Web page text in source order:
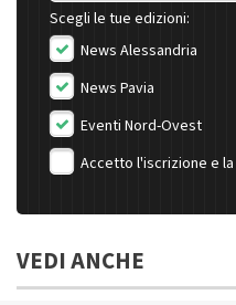
Scegli le tue edizioni:
News Alessandria
News Pavia
Eventi Nord-Ovest
Accetto l'iscrizione e la
VEDI ANCHE